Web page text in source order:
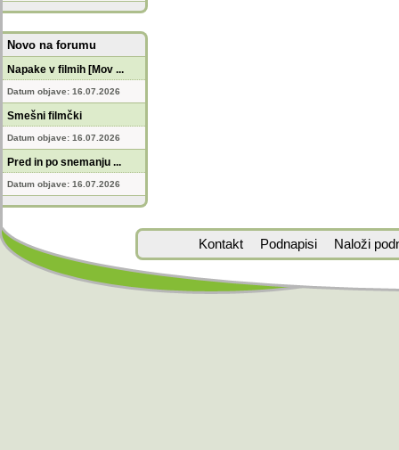
Novo na forumu
Napake v filmih [Mov ...
Datum objave: 16.07.2026
Smešni filmčki
Datum objave: 16.07.2026
Pred in po snemanju ...
Datum objave: 16.07.2026
Kontakt Podnapisi Naloži